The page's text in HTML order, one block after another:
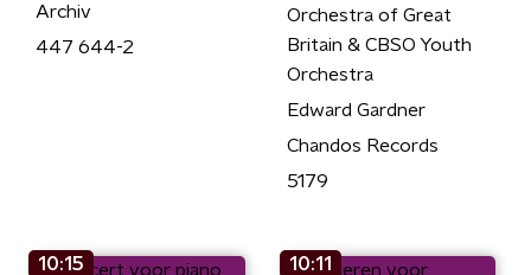
Archiv
447 644-2
Orchestra of Great
Britain & CBSO Youth
Orchestra
Edward Gardner
Chandos Records
5179
10:15 10:11